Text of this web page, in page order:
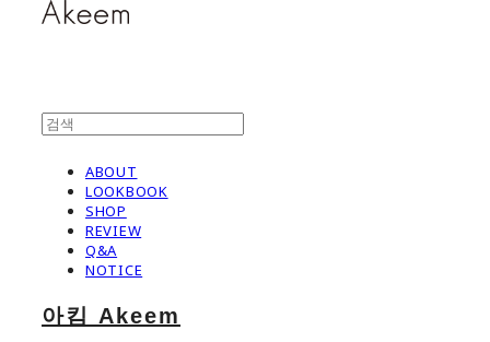
ABOUT
LOOKBOOK
SHOP
REVIEW
Q&A
NOTICE
아킴 Akeem